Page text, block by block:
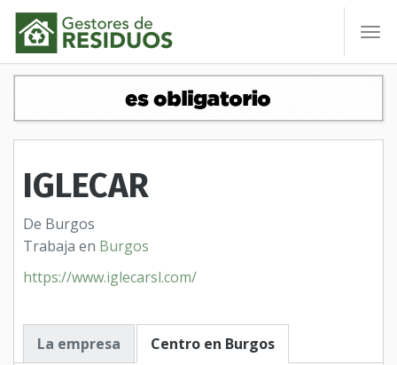
IGLECAR
De Burgos
Trabaja en Burgos
https://www.iglecarsl.com/
La empresa Centro en Burgos